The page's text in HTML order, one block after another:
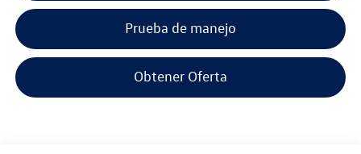
Prueba de manejo
Obtener Oferta